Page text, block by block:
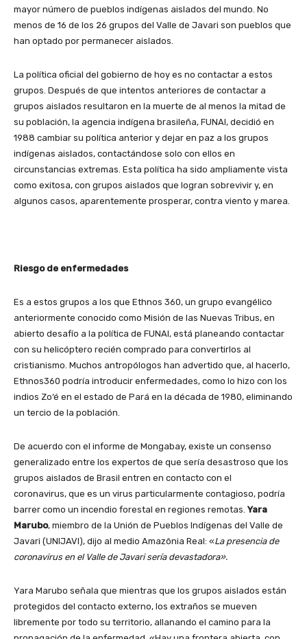
mayor número de pueblos indígenas aislados del mundo. No
menos de 16 de los 26 grupos del Valle de Javari son pueblos que
han optado por permanecer aislados.
La política oficial del gobierno de hoy es no contactar a estos
grupos. Después de que intentos anteriores de contactar a
grupos aislados resultaron en la muerte de al menos la mitad de
su población, la agencia indígena brasileña, FUNAI, decidió en
1988 cambiar su política anterior y dejar en paz a los grupos
indígenas aislados, contactándose solo con ellos en
circunstancias extremas. Esta política ha sido ampliamente vista
como exitosa, con grupos aislados que logran sobrevivir y, en
algunos casos, aparentemente prosperar, contra viento y marea.
Riesgo de enfermedades
Es a estos grupos a los que Ethnos 360, un grupo evangélico
anteriormente conocido como Misión de las Nuevas Tribus, en
abierto desafío a la política de FUNAI, está planeando contactar
con su helicóptero recién comprado para convertirlos al
cristianismo. Muchos antropólogos han advertido que, al hacerlo,
Ethnos360 podría introducir enfermedades, como lo hizo con los
indios Zo‘é en el estado de Pará en la década de 1980, eliminando
un tercio de la población.
De acuerdo con el informe de Mongabay, existe un consenso
generalizado entre los expertos de que sería desastroso que los
grupos aislados de Brasil entren en contacto con el
coronavirus, que es un virus particularmente contagioso, podría
barrer como un incendio forestal en regiones remotas. Yara
Marubo, miembro de la Unión de Pueblos Indígenas del Valle de
Javari (UNIJAVI), dijo al medio Amazônia Real: «La presencia de
coronavirus en el Valle de Javari sería devastadora».
Yara Marubo señala que mientras que los grupos aislados están
protegidos del contacto externo, los extraños se mueven
libremente por todo su territorio, allanando el camino para la